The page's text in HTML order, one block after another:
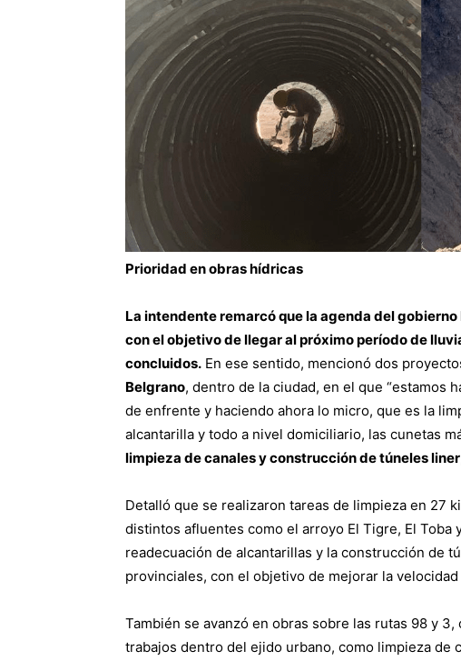
Prioridad en obras hídricas
La intendente remarcó que la agenda del
con el objetivo de llegar al próximo período de
concluidos. En ese sentido, mencionó dos
Belgrano, dentro de la ciudad, en el que “estamos
de enfrente y haciendo ahora lo micro, que es la
alcantarilla y todo a nivel domiciliario, las cunetas
limpieza de canales y construcción de túneles liner
Detalló que se realizaron tareas de limpieza en 27
distintos afluentes como el arroyo El Tigre, El Toba
readecuación de alcantarillas y la construcción de
provinciales, con el objetivo de mejorar la
También se avanzó en obras sobre las rutas 98 y
trabajos dentro del ejido urbano, como limpieza de